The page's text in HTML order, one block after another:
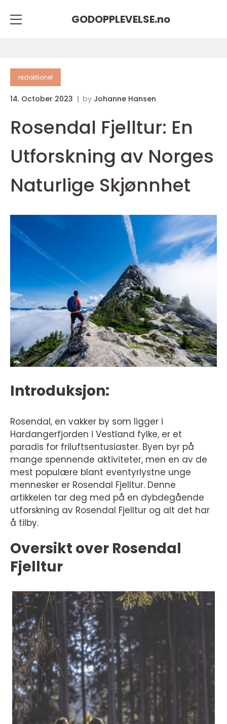
GODOPPLEVELSE.no
redaktionel
14. October 2023 by Johanne Hansen
Rosendal Fjelltur: En
Utforskning av Norges
Naturlige Skjønnhet
Introduksjon:
Rosendal, en vakker by som ligger i
Hardangerfjorden i Vestland fylke, er et
paradis for friluftsentusiaster. Byen byr på
mange spennende aktiviteter, men en av de
mest populære blant eventyrlystne unge
mennesker er Rosendal Fjelltur. Denne
artikkelen tar deg med på en dybdegående
utforskning av Rosendal Fjelltur og alt det har
å tilby.
Oversikt over Rosendal
Fjelltur